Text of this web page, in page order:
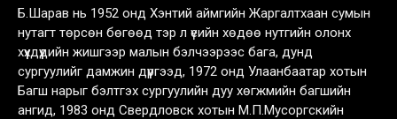
Б.Шарав нь 1952 онд Хэнтий аймгийн Жаргалтхаан сумын
нутагт төрсөн бөгөөд тэр л үеийн хөдөө нутгийн олонх
хүүхдүүдийн жишгээр малын бэлчээрээс бага, дунд
сургуулийг дамжин дүүргээд, 1972 онд Улаанбаатар хотын
Багш нарыг бэлтгэх сургуулийн дуу хөгжмийн багшийн
ангид, 1983 онд Свердловск хотын М.П.Мусоргскийн